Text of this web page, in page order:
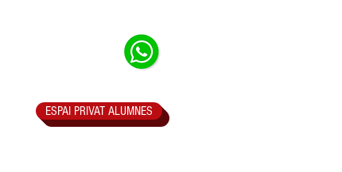
ESPAI PRIVAT ALUMNES